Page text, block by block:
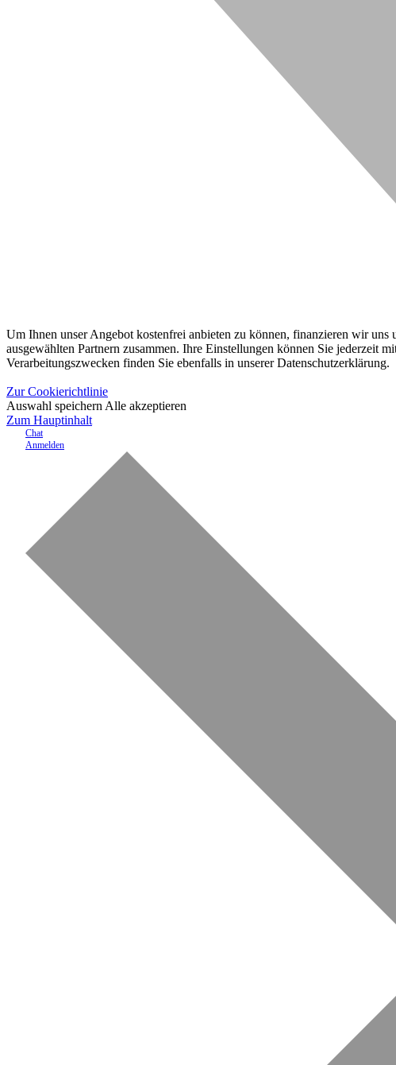
Um Ihnen unser Angebot kostenfrei anbieten zu können, finanzieren wir
ausgewählten Partnern zusammen. Ihre Einstellungen können Sie jederzeit
Verarbeitungszwecken finden Sie ebenfalls in unserer Datenschutzerklärung.
Zur Cookierichtlinie
Auswahl speichern Alle akzeptieren
Zum Hauptinhalt
Chat
Anmelden